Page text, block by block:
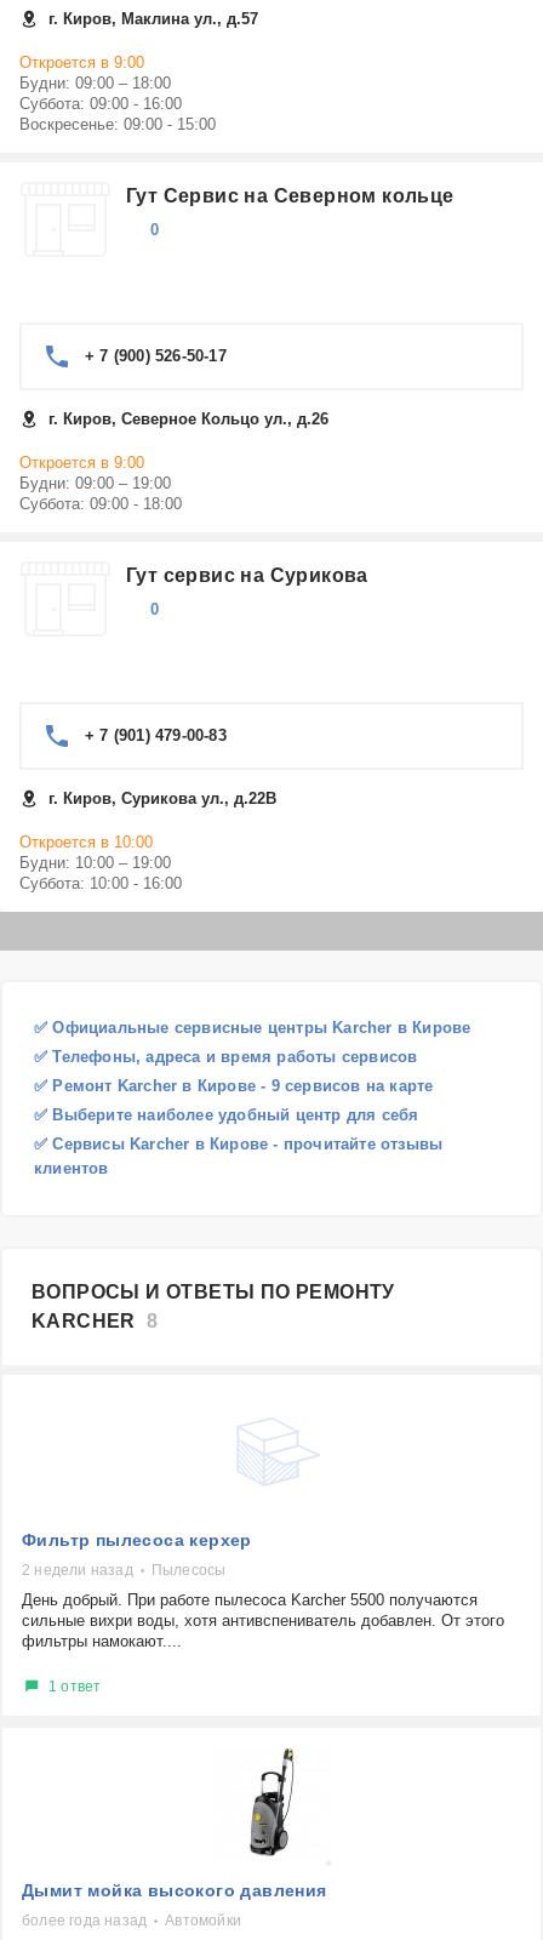
г. Киров, Маклина ул., д.57
Откроется в 9:00
Будни: 09:00 – 18:00
Суббота: 09:00 - 16:00
Воскресенье: 09:00 - 15:00
Гут Сервис на Северном кольце
0
+ 7 (900) 526-50-17
г. Киров, Северное Кольцо ул., д.26
Откроется в 9:00
Будни: 09:00 – 19:00
Суббота: 09:00 - 18:00
Гут сервис на Сурикова
0
+ 7 (901) 479-00-83
г. Киров, Сурикова ул., д.22В
Откроется в 10:00
Будни: 10:00 – 19:00
Суббота: 10:00 - 16:00
✅ Официальные сервисные центры Karcher в Кирове
✅ Телефоны, адреса и время работы сервисов
✅ Ремонт Karcher в Кирове - 9 сервисов на карте
✅ Выберите наиболее удобный центр для себя
✅ Сервисы Karcher в Кирове - прочитайте отзывы
клиентов
ВОПРОСЫ И ОТВЕТЫ ПО РЕМОНТУ
KARCHER 8
Фильтр пылесоса керхер
2 недели назад Пылесосы
День добрый. При работе пылесоса Karcher 5500 получаются
сильные вихри воды, хотя антивспениватель добавлен. От этого
фильтры намокают....
1 ответ
Дымит мойка высокого давления
более года назад Автомойки